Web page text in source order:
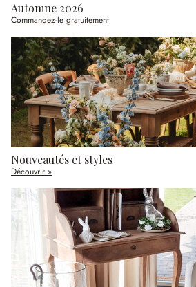
Automne 2026
Commandez-le gratuitement
Nouveautés et styles
Découvrir »